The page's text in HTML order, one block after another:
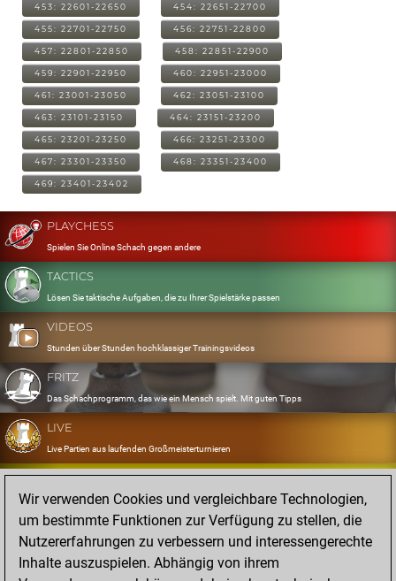
453: 22601-22650 454: 22651-22700
455: 22701-22750 456: 22751-22800
457: 22801-22850 458: 22851-22900
459: 22901-22950 460: 22951-23000
461: 23001-23050 462: 23051-23100
463: 23101-23150 464: 23151-23200
465: 23201-23250 466: 23251-23300
467: 23301-23350 468: 23351-23400
469: 23401-23402
PLAYCHESS
Spielen Sie Online Schach gegen andere
TACTICS
Lösen Sie taktische Aufgaben, die zu Ihrer Spielstärke passen
VIDEOS
Stunden über Stunden hochklassiger Trainingsvideos
FRITZ
Das Schachprogramm, das wie ein Mensch spielt. Mit guten Tipps
LIVE
Live Partien aus laufenden Großmeisterturnieren
OPENINGS
Erfassen und Üben Sie Ihr Eröffnungsrepertoire
DATABASE
Acht Millionen starke Partien
Wir verwenden Cookies und vergleichbare Technologien,
um bestimmte Funktionen zur Verfügung zu stellen, die
Nutzererfahrungen zu verbessern und interessengerechte
Inhalte auszuspielen. Abhängig von ihrem